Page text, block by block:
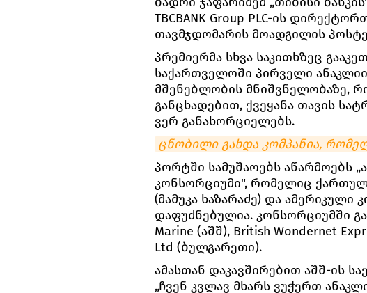
TBCBANK Group PLC-ის
თავმჯდომარის მოადგილის
პრემიერმა სხვა საკითხზეც
საქართველოში პირველი
მშენებლობის მნიშვნელობაზე,
განცხადებით, ქვეყანა თავის
ვერ განახორციელებს.
ცნობილი გახდა კომპანია,
პორტში სამუშაოებს აწარმოებს
კონსორციუმი", რომელიც
(მამუკა ხაზარაძე) და ამერიკული
დაფუძნებულია. კონსორციუმში
Marine (აშშ), British Wondernet
Ltd (ბულგარეთი).
ამასთან დაკავშირებით აშშ-ის
„ჩვენ კვლავ მხარს ვუჭერთ